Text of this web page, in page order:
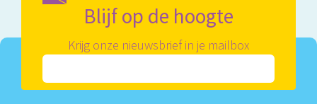
Blijf op de hoogte
Krijg onze nieuwsbrief in je mailbox